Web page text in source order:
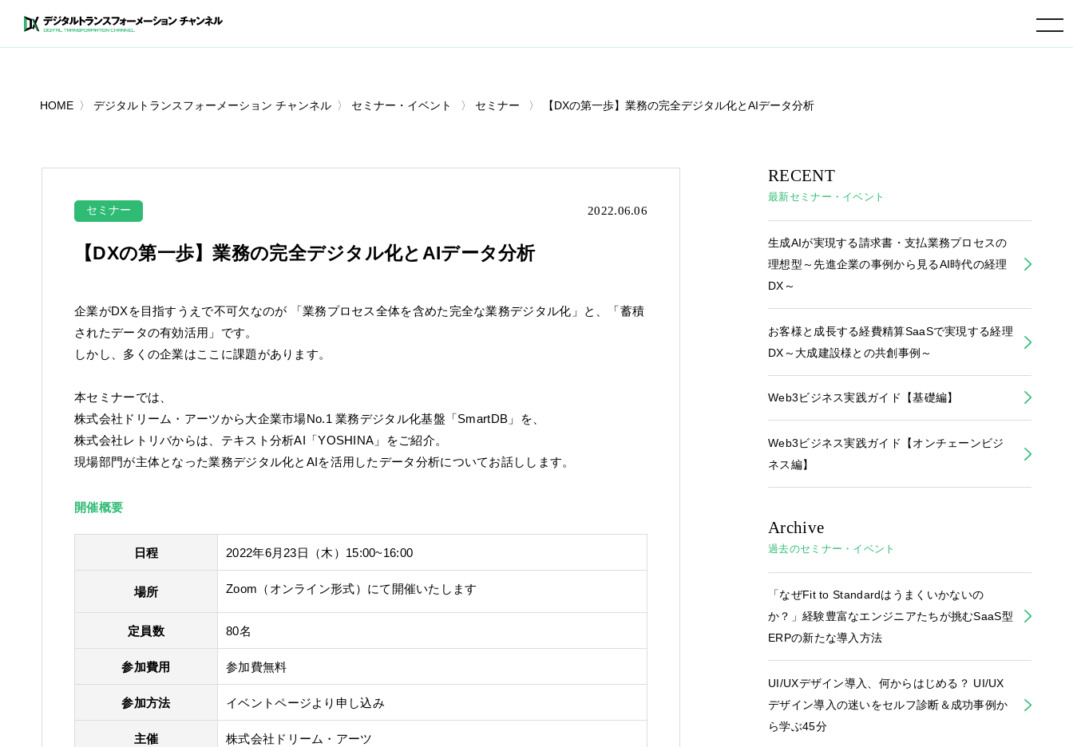
toggle navigation
HOME デジタルトランスフォーメーション チャンネル セミナー・イベント セミナー 【DXの第一歩】業務の完全デジタル化とAIデータ分析
セミナー 2022.06.06
【DXの第一歩】業務の完全デジタル化とAIデータ分析
企業がDXを目指すうえで不可欠なのが 「業務プロセス全体を含めた完全な業務デジタル化」と、「蓄積
されたデータの有効活用」です。
しかし、多くの企業はここに課題があります。
本セミナーでは、
株式会社ドリーム・アーツから大企業市場No.1 業務デジタル化基盤「SmartDB」を、
株式会社レトリバからは、テキスト分析AI「YOSHINA」をご紹介。
現場部門が主体となった業務デジタル化とAIを活用したデータ分析についてお話しします。
開催概要
日程 2022年6月23日（木）15:00~16:00
場所 Zoom（オンライン形式）にて開催いたします
定員数 80名
参加費用 参加費無料
参加方法 イベントページより申し込み
主催 株式会社ドリーム・アーツ
RECENT
最新セミナー・イベント
生成AIが実現する請求書・支払業務プロセスの
理想型～先進企業の事例から見るAI時代の経理
DX～
お客様と成長する経費精算SaaSで実現する経理
DX～大成建設様との共創事例～
Web3ビジネス実践ガイド【基礎編】
Web3ビジネス実践ガイド【オンチェーンビジ
ネス編】
Archive
過去のセミナー・イベント
「なぜFit to Standardはうまくいかないの
か？」経験豊富なエンジニアたちが挑むSaaS型
ERPの新たな導入方法
UI/UXデザイン導入、何からはじめる？ UI/UX
デザイン導入の迷いをセルフ診断＆成功事例か
ら学ぶ45分